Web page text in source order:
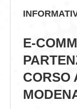
E-
CORSO